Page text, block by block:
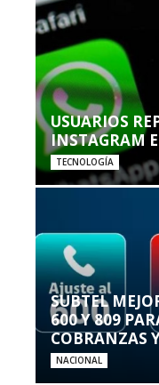
USUARIOS
INSTAGRAM
TECNOLOGÍA
SUBTEL
600 Y 809
COBRANZAS
NACIONAL